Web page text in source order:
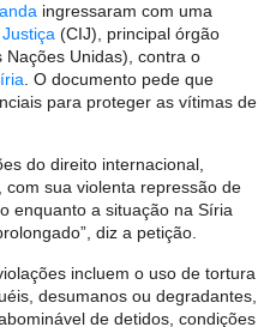
ingressaram com uma
(CIJ), principal órgão
Nações Unidas), contra o
. O documento pede que
para proteger as vítimas de
do direito internacional,
sua violenta repressão de
enquanto a situação na Síria
diz a petição.
incluem o uso de tortura
desumanos ou degradantes,
de detidos, condições